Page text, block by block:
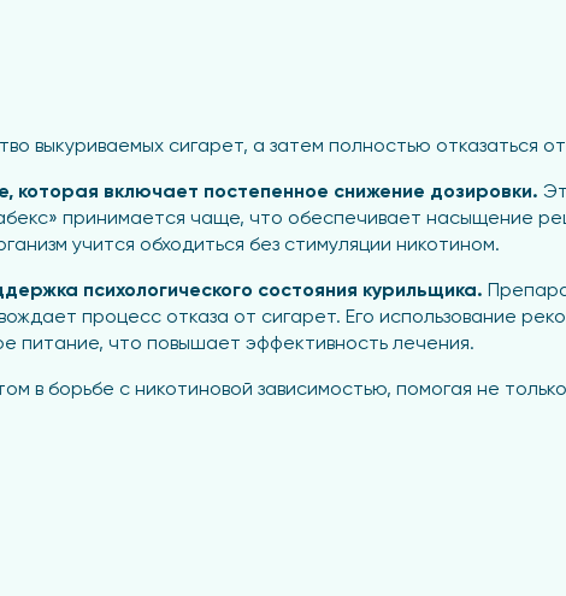
выкуриваемых сигарет, а затем полностью отказаться
которая включает постепенное снижение дозировки.
принимается чаще, что обеспечивает насыщение
учится обходиться без стимуляции никотином.
психологического состояния курильщика.
процесс отказа от сигарет. Его использование
питание, что повышает эффективность лечения.
в борьбе с никотиновой зависимостью, помогая не